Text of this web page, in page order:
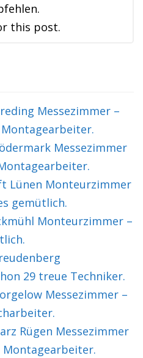
this post.
Messezimmer –
Messezimmer
Lünen Monteurzimmer
gemütlich.
Monteurzimmer –
29 treue Techniker.
Messezimmer –
Rügen Messezimmer
Montagearbeiter.